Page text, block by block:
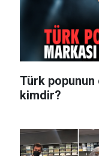
Türk popunun
kimdir?